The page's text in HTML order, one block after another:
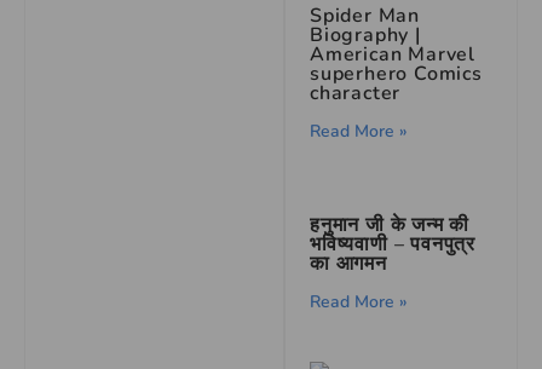
Spider Man
Biography |
American Marvel
superhero Comics
character
Read More »
हनुमान जी के जन्म की
भविष्यवाणी – पवनपुत्र
का आगमन
Read More »